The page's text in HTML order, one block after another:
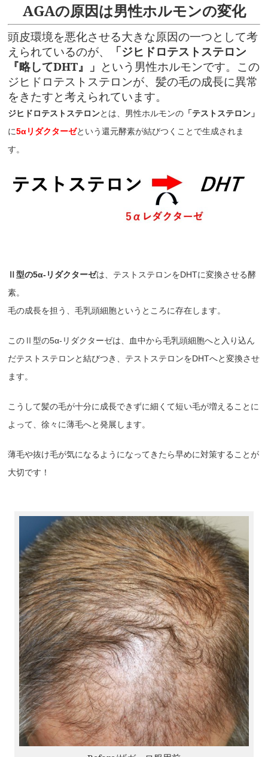
AGAの原因は男性ホルモンの変化
頭皮環境を悪化させる大きな原因の一つとして考
えられているのが、
「ジヒドロテストステロン
『略してDHT』」 という男性ホルモンです。この
ジヒドロテストステロンが、髪の毛の成長に異常
をきたすと考えられています。
ジヒドロテストステロンとは、男性ホルモンの 「テストステロン」
に5αリダクターゼという還元酵素が結びつくことで生成されま
す。
Ⅱ型の5α-リダクターゼは、テストステロンをDHTに変換させる酵
素。
毛の成長を担う、毛乳頭細胞というところに存在します。
このⅡ型の5α-リダクターゼは、血中から毛乳頭細胞へと入り込ん
だテストステロンと結びつき、テストステロンをDHTへと変換させ
ます。
こうして髪の毛が十分に成長できずに細くて短い毛が増えることに
よって、徐々に薄毛へと発展します。
薄毛や抜け毛が気になるようになってきたら早めに対策することが
大切です！